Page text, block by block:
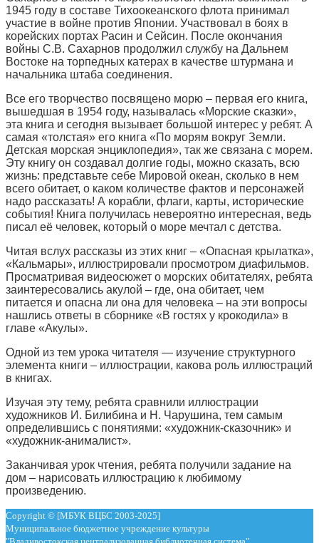
1945 году в составе Тихоокеанского флота принимал
участие в войне против Японии. Участвовал в боях в
корейских портах Расин и Сейсин. После окончания
войны С.В. Сахарнов продолжил службу на Дальнем
Востоке на торпедных катерах в качестве штурмана и
начальника штаба соединения.
Все его творчество посвящено морю – первая его книга,
вышедшая в 1954 году, называлась «Морские сказки»,
эта книга и сегодня вызывает большой интерес у ребят. А
самая «толстая» его книга «По морям вокруг Земли.
Детская морская энциклопедия», так же связана с морем.
Эту книгу он создавал долгие годы, можно сказать, всю
жизнь: представьте себе Мировой океан, сколько в нем
всего обитает, о каком количестве фактов и персонажей
надо рассказать! А корабли, флаги, карты, исторические
события! Книга получилась невероятно интересная, ведь
писал её человек, который о море мечтал с детства.
Читая вслух рассказы из этих книг – «Опасная крылатка»,
«Кальмары», иллюстрировали просмотром диафильмов.
Просматривая видеосюжет о морских обитателях, ребята
заинтересовались акулой – где, она обитает, чем
питается и опасна ли она для человека – на эти вопросы
нашлись ответы в сборнике «В гостях у крокодила» в
главе «Акулы».
Одной из тем урока читателя — изучение структурного
элемента книги – иллюстрации, какова роль иллюстраций
в книгах.
Изучая эту тему, ребята сравнили иллюстрации
художников И. Билибина и Н. Чарушина, тем самым
определившись с понятиями: «художник-сказочник» и
«художник-анималист».
Заканчивая урок чтения, ребята получили задание на
дом – нарисовать иллюстрацию к любимому
произведению.
Copyright © [МБУК ВЦБС 2003-2025]
Муниципальное бюджетное учреждение культуры